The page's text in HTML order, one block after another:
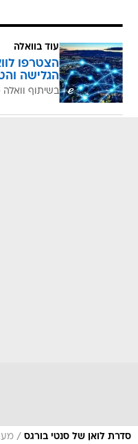
עוד בוואלה
הגלישה
בשיתוף וואלה
סדרת לואן של סנטי בורגס /